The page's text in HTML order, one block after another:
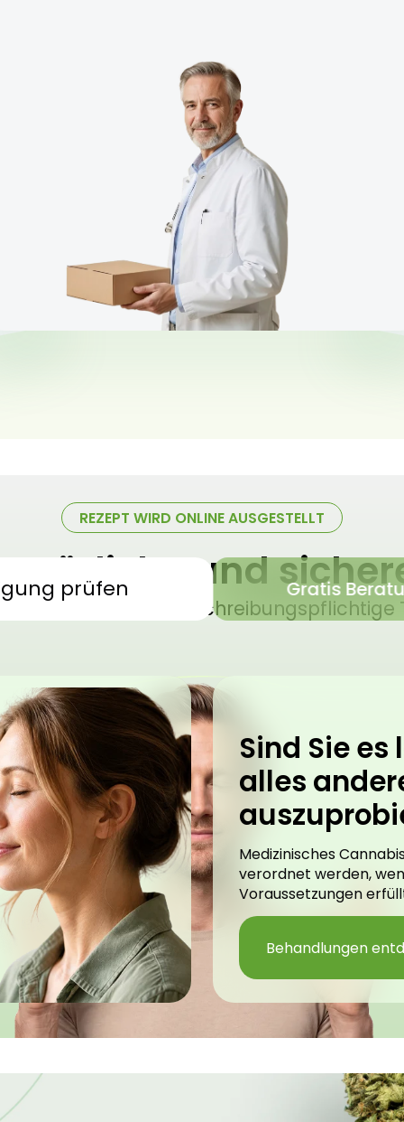
REZEPT WIRD ONLINE AUSGESTELLT
und
Cannabis – verschreibungspflichtige
prüfen Gratis
Sind Sie es
alles
Medizinisches
verordnet werden,
Voraussetzungen
Behandlungen